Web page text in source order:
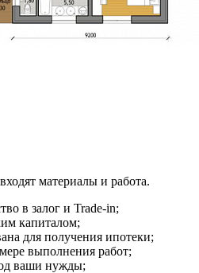
материалы и работа.
в залог и Trade-in;
капиталом;
для получения ипотеки;
выполнения работ;
ваши нужды;